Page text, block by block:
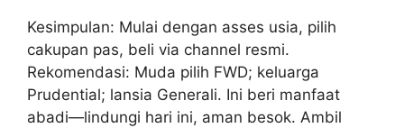
Kesimpulan: Mulai dengan asses usia, pilih
cakupan pas, beli via channel resmi.
Rekomendasi: Muda pilih FWD; keluarga
Prudential; lansia Generali. Ini beri manfaat
abadi—lindungi hari ini, aman besok. Ambil